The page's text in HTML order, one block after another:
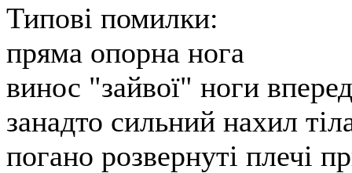
Типові помилки:
пряма опорна нога
винос "зайвої" ноги вперед
занадто сильний нахил
погано розвернуті плечі